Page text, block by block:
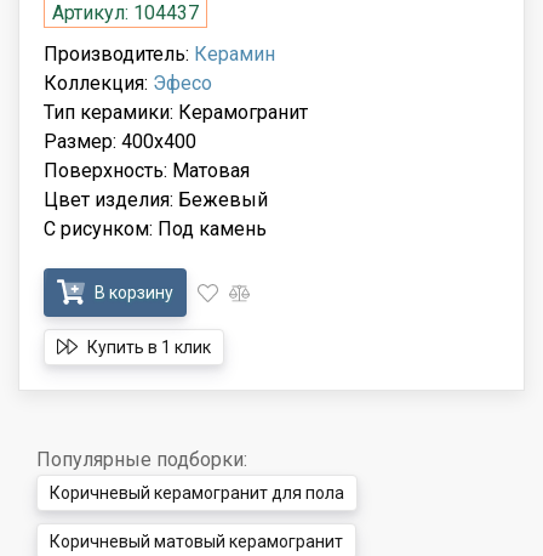
Артикул: 104437
Производитель: Керамин
Коллекция: Эфесо
Тип керамики: Керамогранит
Размер: 400x400
Поверхность: Матовая
Цвет изделия: Бежевый
С рисунком: Под камень
В корзину
Купить в 1 клик
Популярные подборки:
Коричневый керамогранит для пола
Коричневый матовый керамогранит